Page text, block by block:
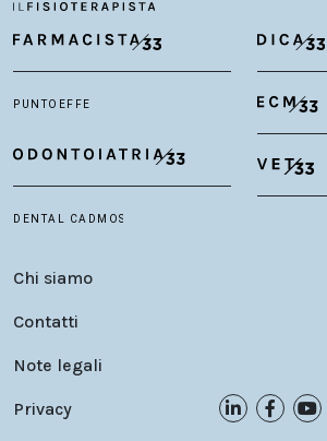
Chi siamo
Contatti
Note legali
Privacy